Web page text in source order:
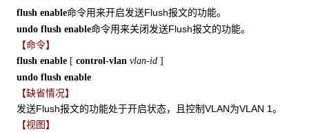
flush enable命令用来开启发送Flush报文的功能。
undo flush enable命令用来关闭发送Flush报文的功能。
【命令】
flush enable [ control-vlan vlan-id ]
undo flush enable
【缺省情况】
发送Flush报文的功能处于开启状态，且控制VLAN为VLAN 1。
【视图】